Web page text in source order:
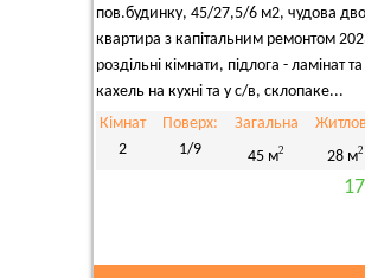
пов.будинку, 45/27,5/6 м2, чудова
квартира з капітальним ремонтом
роздільні кімнати, підлога - ламінат
кахель на кухні та у с/в, склопаке...
Кімнат
2
Поверх:
1/9
Загальна
45 м2
28 м2